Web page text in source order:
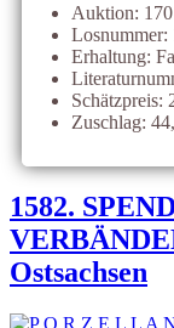
Auktion: 170
Losnummer:
Erhaltung:
Schätzpreis:
Zuschlag:
1582.
Ostsachsen